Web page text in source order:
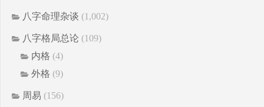
八字命理杂谈 (1,002)
八字格局总论 (109)
内格 (4)
外格 (9)
周易 (156)